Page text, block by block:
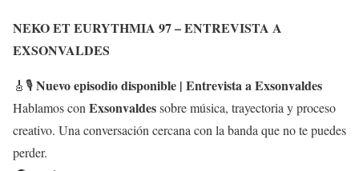
NEKO ET EURYTHMIA 97 – ENTREVISTA A
EXSONVALDES
🎸🎙️Nuevo episodio disponible | Entrevista a Exsonvaldes
Hablamos conExsonvaldessobre música, trayectoria y proceso
creativo. Una conversación cercana con la banda que no te puedes
perder.